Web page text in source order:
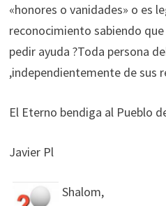
«honores o vanidades» o es
reconocimiento sabiendo
pedir ayuda ?Toda persona
,independientemente de sus
El Eterno bendiga al Pueblo
Javier Pl
Shalom,